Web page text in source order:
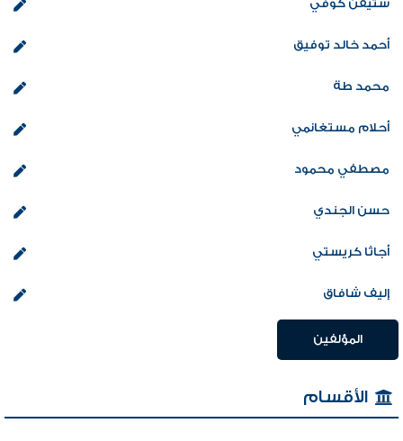
أحمد خالد توفيق
محمد طة
أحلام مستغانمي
مصطفي محمود
حسن الجندي
أجاثا كريستي
إليف شافاق
المؤلفين
الأقسام